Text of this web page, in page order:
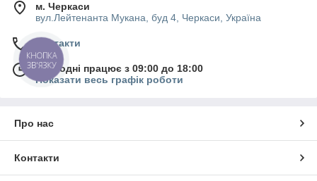
м. Черкаси
вул.Лейтенанта Мукана, буд 4, Черкаси, Україна
Контакти
Сьогодні працює з 09:00 до 18:00
Показати весь графік роботи
Про нас
Контакти
КНОПКА
ЗВ'ЯЗКУ